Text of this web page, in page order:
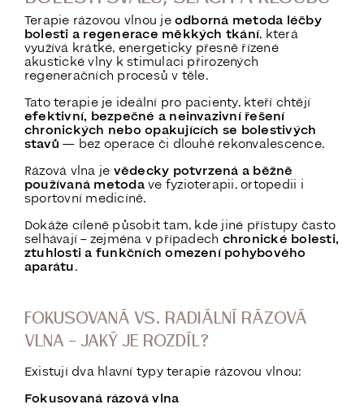
Terapie rázovou vlnou jeodborná metoda léčby
bolesti a regenerace měkkých tkání, která
využívá krátké, energeticky přesně řízené
akustické vlny k stimulaci přirozených
regeneračních procesů v těle.
Tato terapie je ideální pro pacienty, kteří chtějí
efektivní, bezpečné a neinvazivní řešení
chronických nebo opakujících se bolestivých
stavů — bez operace či dlouhé rekonvalescence.
Rázová vlna je vědecky potvrzená a běžně
používaná metodave fyzioterapii, ortopedii i
sportovní medicíně.
Dokáže cíleně působit tam, kde jiné přístupy často
selhávají – zejména v případech chronické bolesti,
ztuhlosti a funkčních omezení pohybového
aparátu.
FOKUSOVANÁ VS. RADIÁLNÍ RÁZOVÁ
VLNA – JAKÝ JE ROZDÍL?
Existují dva hlavní typy terapie rázovou vlnou:
Fokusovaná rázová vlna